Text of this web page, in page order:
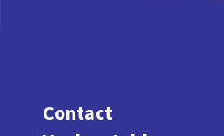
Contact